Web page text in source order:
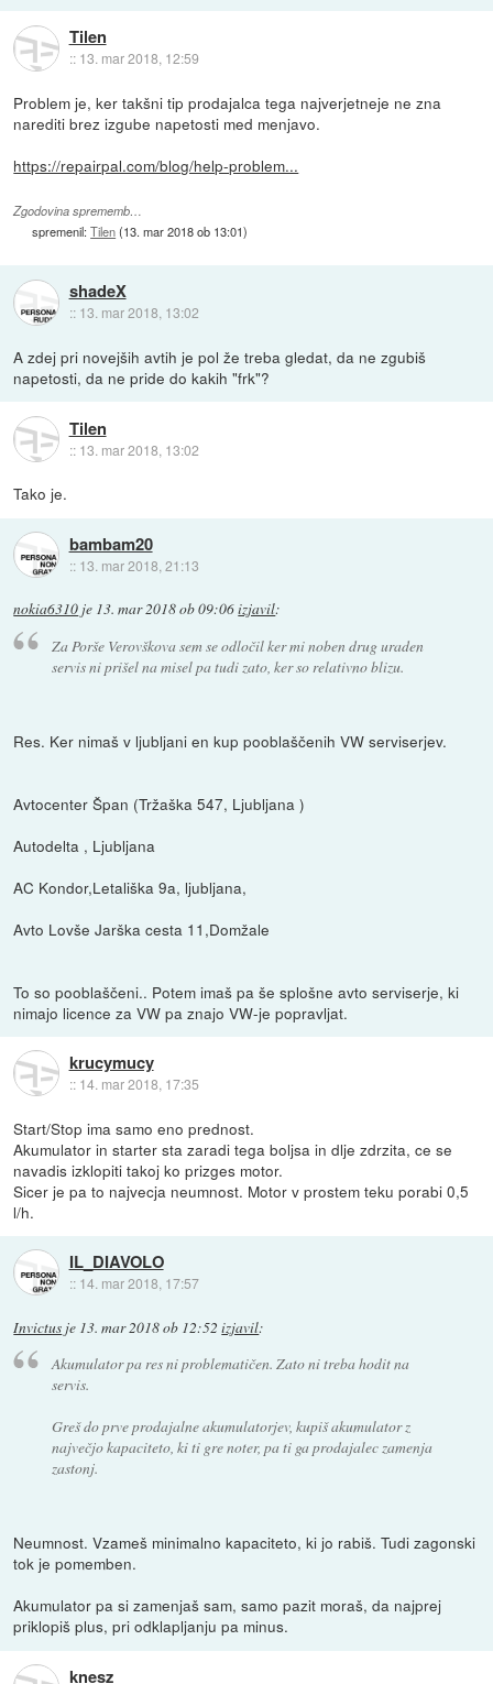
Tilen
:: 13. mar 2018, 12:59
Problem je, ker takšni tip prodajalca tega najverjetneje ne zna
narediti brez izgube napetosti med menjavo.
https://repairpal.com/blog/help-problem...
Zgodovina sprememb…
spremenil:Tilen(13. mar 2018 ob 13:01)
shadeX
:: 13. mar 2018, 13:02
A zdej pri novejših avtih je pol že treba gledat, da ne zgubiš
napetosti, da ne pride do kakih "frk"?
Tilen
:: 13. mar 2018, 13:02
Tako je.
bambam20
:: 13. mar 2018, 21:13
nokia6310 je 13. mar 2018 ob 09:06izjavil:
Za Porše Verovškova sem se odločil ker mi noben drug uraden
servis ni prišel na misel pa tudi zato, ker so relativno blizu.
Res. Ker nimaš v ljubljani en kup pooblaščenih VW serviserjev.
Avtocenter Špan (Tržaška 547, Ljubljana )
Autodelta , Ljubljana
AC Kondor,Letališka 9a, ljubljana,
Avto Lovše Jarška cesta 11,Domžale
To so pooblaščeni.. Potem imaš pa še splošne avto serviserje, ki
nimajo licence za VW pa znajo VW-je popravljat.
krucymucy
:: 14. mar 2018, 17:35
Start/Stop ima samo eno prednost.
Akumulator in starter sta zaradi tega boljsa in dlje zdrzita, ce se
navadis izklopiti takoj ko prizges motor.
Sicer je pa to najvecja neumnost. Motor v prostem teku porabi 0,5
l/h.
IL_DIAVOLO
:: 14. mar 2018, 17:57
Invictus je 13. mar 2018 ob 12:52 izjavil:
Akumulator pa res ni problematičen. Zato ni treba hodit na
servis.
Greš do prve prodajalne akumulatorjev, kupiš akumulator z
največjo kapaciteto, ki ti gre noter, pa ti ga prodajalec zamenja
zastonj.
Neumnost. Vzameš minimalno kapaciteto, ki jo rabiš. Tudi zagonski
tok je pomemben.
Akumulator pa si zamenjaš sam, samo pazit moraš, da najprej
priklopiš plus, pri odklapljanju pa minus.
knesz